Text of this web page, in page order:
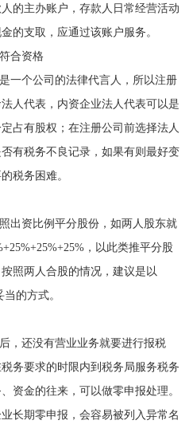
的主办账户，存款人日常经营活动
的支取，应通过该账户服务。
合资格
一个公司的法律代言人，所以注册
人代表，内资企业法人代表可以是
占有股权；在注册公司前选择法人
有税务不良记录，如果有则最好变
税务困难。
出资比例平分股份，如两人股东就
，以此类推平分股
照两人合股的情况，建议是以
的方式。
，还没有营业业务就要进行报税
务要求的时限内到税务局服务税务
资金的往来，可以做零申报处理。
长期零申报，会容易被列入异常名